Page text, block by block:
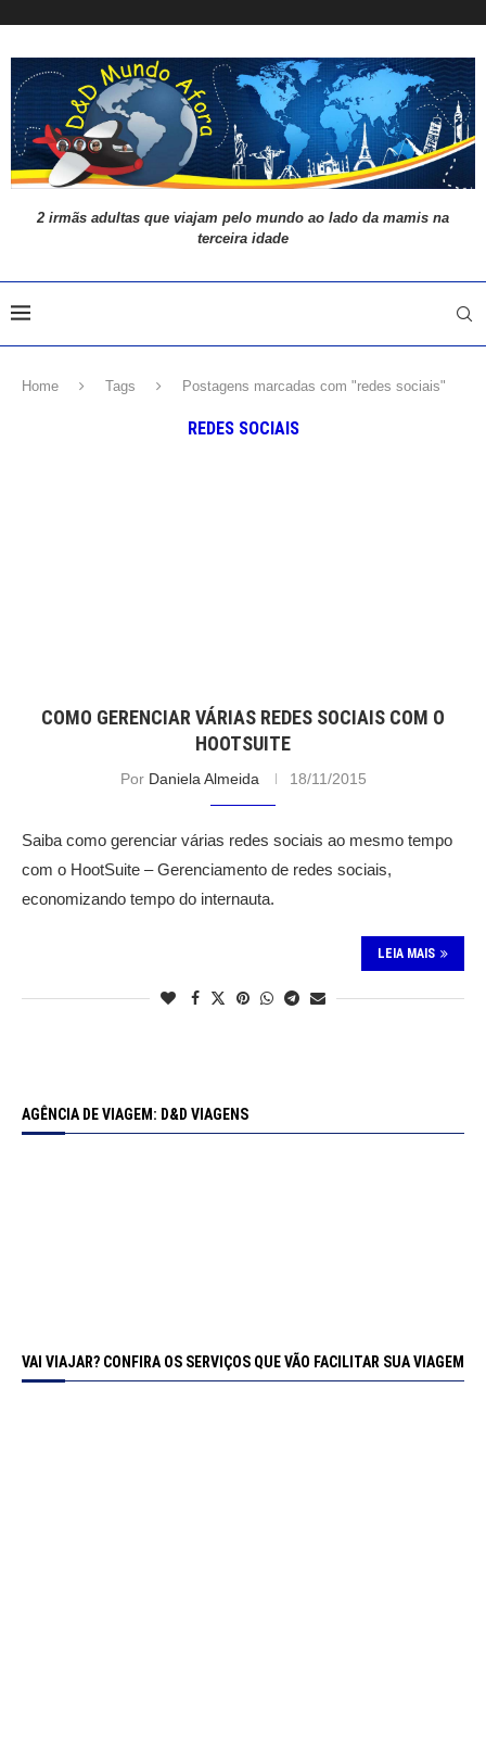
2 irmãs adultas que viajam pelo mundo ao lado da mamis na
terceira idade
Home Tags Postagens marcadas com "redes sociais"
REDES SOCIAIS
COMO GERENCIAR VÁRIAS REDES SOCIAIS COM O
HOOTSUITE
Por Daniela Almeida 18/11/2015
Saiba como gerenciar várias redes sociais ao mesmo tempo
com o HootSuite – Gerenciamento de redes sociais,
economizando tempo do internauta.
LEIA MAIS
AGÊNCIA DE VIAGEM: D&D VIAGENS
VAI VIAJAR? CONFIRA OS SERVIÇOS QUE VÃO FACILITAR SUA VIAGEM